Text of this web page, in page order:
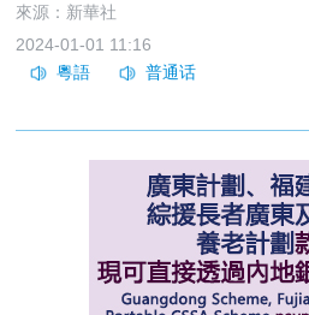
來源：新華社
2024-01-01 11:16